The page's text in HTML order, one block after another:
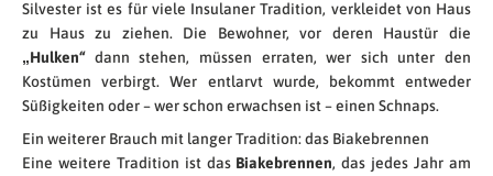
Silvester ist es für viele Insulaner Tradition, verkleidet von Haus
zu Haus zu ziehen. Die Bewohner, vor deren Haustür die
„Hulken“dann stehen, müssen erraten, wer sich unter den
Kostümen verbirgt. Wer entlarvt wurde, bekommt entweder
Süßigkeiten oder – wer schon erwachsen ist – einen Schnaps.
Ein weiterer Brauch mit langer Tradition: das Biakebrennen
Eine weitere Tradition ist das Biakebrennen, das jedes Jahr am